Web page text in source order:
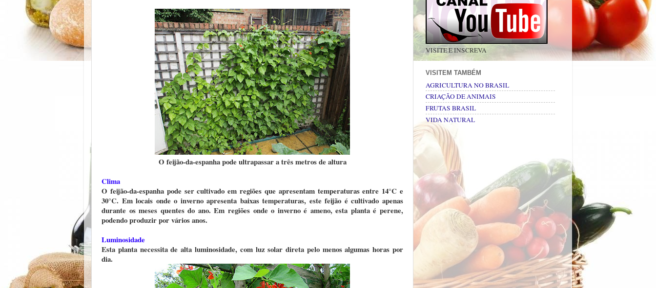
O feijão-da-espanha pode ultrapassar a três metros de altura
Clima
O feijão-da-espanha pode ser cultivado em regiões que apresentam temperaturas entre 14°C e
30°C. Em locais onde o inverno apresenta baixas temperaturas, este feijão é cultivado apenas
durante os meses quentes do ano. Em regiões onde o inverno é ameno, esta planta é perene,
podendo produzir por vários anos.
Luminosidade
Esta planta necessita de alta luminosidade, com luz solar direta pelo menos algumas horas por
dia.
VISITE E INSCREVA
VISITEM TAMBÉM
AGRICULTURA NO BRASIL
CRIAÇÃO DE ANIMAIS
FRUTAS BRASIL
VIDA NATURAL